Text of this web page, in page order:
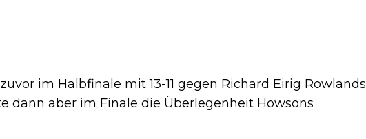
im Halbfinale mit 13-11 gegen Richard Eirig Rowlands
dann aber im Finale die Überlegenheit Howsons